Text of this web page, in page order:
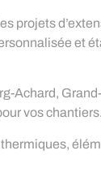
projets
et
Achard,
vos chantiers.